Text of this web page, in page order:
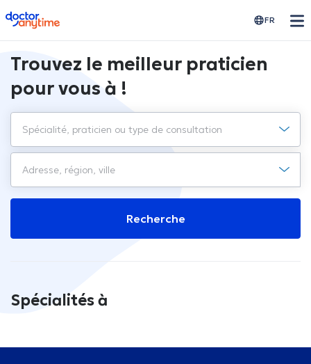
doctoranytime FR
Trouvez le meilleur praticien
pour vous à !
Recherche
Spécialités à